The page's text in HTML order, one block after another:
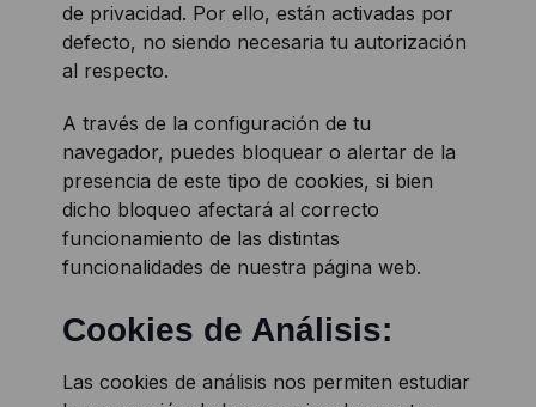
de privacidad. Por ello, están activadas por
defecto, no siendo necesaria tu autorización
al respecto.
A través de la configuración de tu
navegador, puedes bloquear o alertar de la
presencia de este tipo de cookies, si bien
dicho bloqueo afectará al correcto
funcionamiento de las distintas
funcionalidades de nuestra página web.
Cookies de Análisis:
Las cookies de análisis nos permiten estudiar